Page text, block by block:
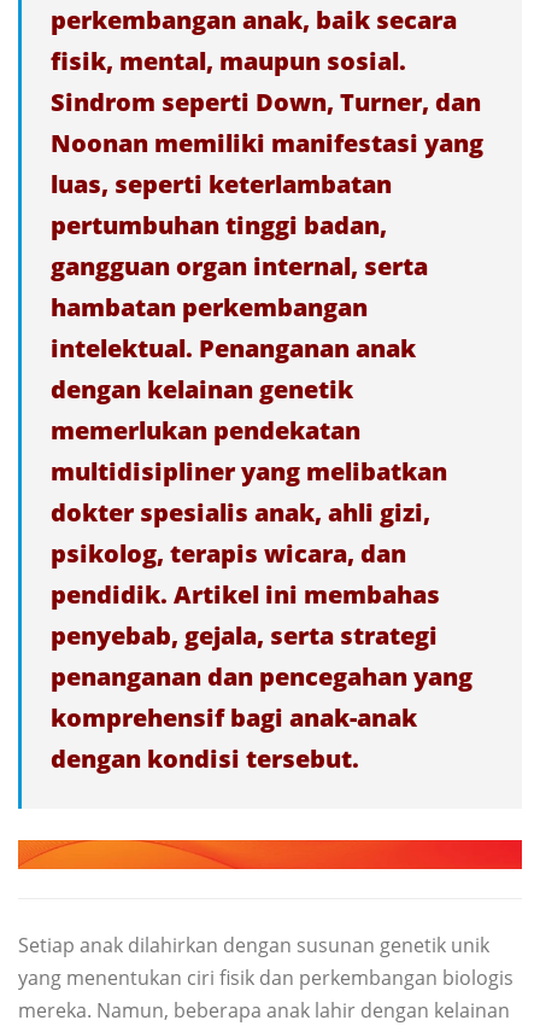
perkembangan anak, baik secara
fisik, mental, maupun sosial.
Sindrom seperti Down, Turner, dan
Noonan memiliki manifestasi yang
luas, seperti keterlambatan
pertumbuhan tinggi badan,
gangguan organ internal, serta
hambatan perkembangan
intelektual. Penanganan anak
dengan kelainan genetik
memerlukan pendekatan
multidisipliner yang melibatkan
dokter spesialis anak, ahli gizi,
psikolog, terapis wicara, dan
pendidik. Artikel ini membahas
penyebab, gejala, serta strategi
penanganan dan pencegahan yang
komprehensif bagi anak-anak
dengan kondisi tersebut.
Setiap anak dilahirkan dengan susunan genetik unik
yang menentukan ciri fisik dan perkembangan biologis
mereka. Namun, beberapa anak lahir dengan kelainan